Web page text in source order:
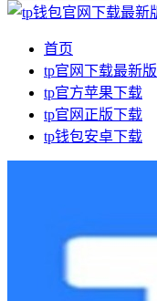
首页
tp官网下载最新版
tp官方苹果下载
tp官网正版下载
tp钱包安卓下载